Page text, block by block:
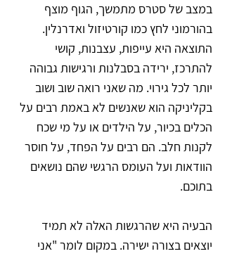
במצב של סטרס מתמשך, הגוף מוצף
בהורמוני לחץ כמו קורטיזול ואדרנלין.
התוצאה היא עייפות, עצבנות, קושי
להתרכז, ירידה בסבלנות ורגישות גבוהה
יותר לכל גירוי. מה שאני רואה שוב ושוב
בקליניקה הוא שאנשים לא באמת רבים על
הכלים בכיור, על הילדים או על מי שכח
לקנות חלב. הם רבים על הפחד, על חוסר
הוודאות ועל העומס הרגשי שהם נושאים
בתוכם.
הבעיה היא שהרגשות האלה לא תמיד
יוצאים בצורה ישירה. במקום לומר "אני